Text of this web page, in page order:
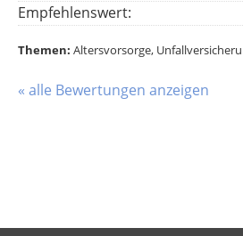
Empfehlenswert:
Themen: Altersvorsorge,
« alle Bewertungen anzeigen